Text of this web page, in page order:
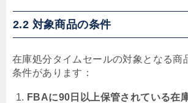
2.2 対象商品の条件
在庫処分タイムセールの対象となる商
条件があります：
FBAに90日以上保管されている在